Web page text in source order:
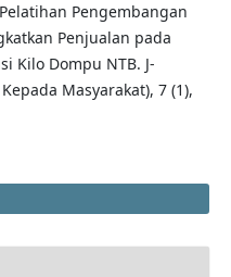
Pengembangan
Penjualan pada
Kilo Dompu NTB. J-
Masyarakat), 7 (1),